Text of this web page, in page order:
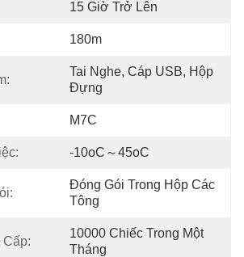
15 Giờ Trở Lên
180m
Tai Nghe, Cáp USB, Hộp
Đựng
M7C
-10oC～45oC
Đóng Gói Trong Hộp Các
Tông
Cấp:
10000 Chiếc Trong Một
Tháng